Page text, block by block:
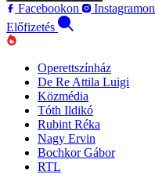
Facebookon Instagramon
Előfizetés
Operettszínház
De Re Attila Luigi
Közmédia
Tóth Ildikó
Rubint Réka
Nagy Ervin
Bochkor Gábor
RTL